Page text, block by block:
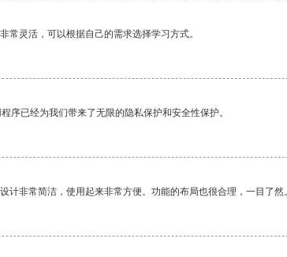
常灵活，可以根据自己的需求选择学习方式。
序已经为我们带来了无限的隐私保护和安全性保护。
计非常简洁，使用起来非常方便。功能的布局也很合理，一目了然。